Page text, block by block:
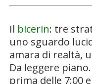
Il bicerin: tre
uno sguardo
amara di realtà,
Da leggere
prima delle 7:00